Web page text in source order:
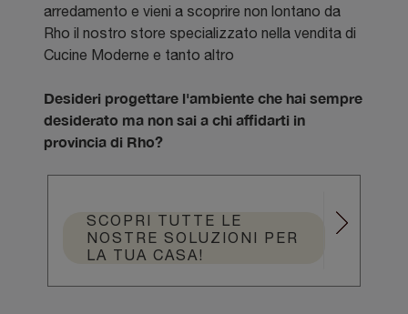
arredamento e vieni a scoprire non lontano da
Rho il nostro store specializzato nella vendita di
Cucine Moderne e tanto altro
Desideri progettare l'ambiente che hai sempre
desiderato ma non sai a chi affidarti in
provincia di Rho?
SCOPRI TUTTE LE
NOSTRE SOLUZIONI PER
LA TUA CASA!